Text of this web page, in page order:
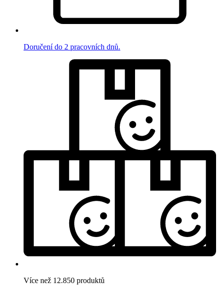
Doručení do 2 pracovních dnů.
Více než 12.850 produktů